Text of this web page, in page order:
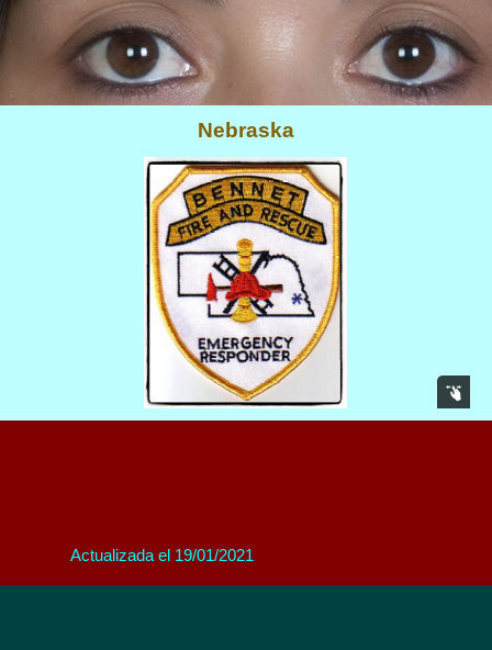
Nebraska
Actualizada el 19/01/2021